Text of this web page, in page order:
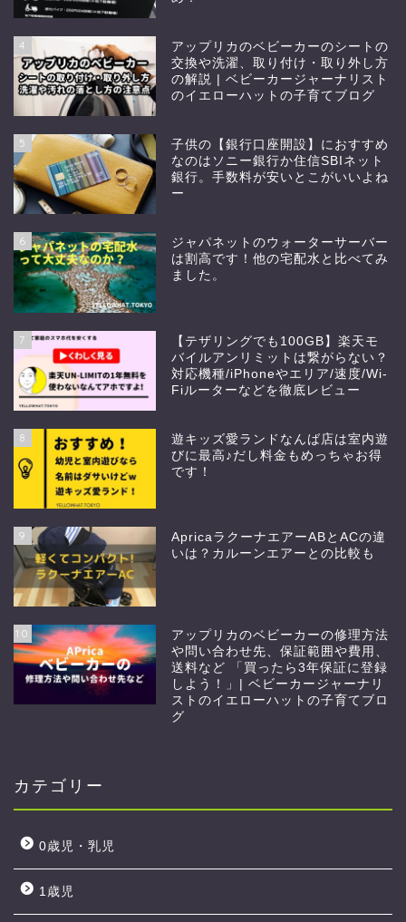
4
アップリカのベビーカーのシートの
交換や洗濯、取り付け・取り外し方
の解説 | ベビーカージャーナリスト
のイエローハットの子育てブログ
5
子供の【銀行口座開設】におすすめ
なのはソニー銀行か住信SBIネット
銀行。手数料が安いとこがいいよね
ー
6
ジャパネットのウォーターサーバー
は割高です！他の宅配水と比べてみ
ました。
7
【テザリングでも100GB】楽天モ
バイルアンリミットは繋がらない？
対応機種/iPhoneやエリア/速度/Wi-
Fiルーターなどを徹底レビュー
8
遊キッズ愛ランドなんば店は室内遊
びに最高♪だし料金もめっちゃお得
です！
9
ApricaラクーナエアーABとACの違
いは？カルーンエアーとの比較も
10
アップリカのベビーカーの修理方法
や問い合わせ先、保証範囲や費用、
送料など 「買ったら3年保証に登録
しよう！」| ベビーカージャーナリ
ストのイエローハットの子育てブロ
グ
カテゴリー
0歳児・乳児
1歳児